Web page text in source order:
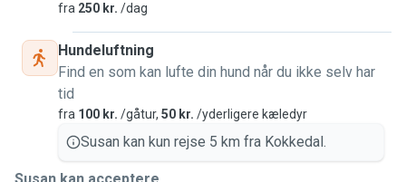
fra 250 kr. /dag
Hundeluftning
Find en som kan lufte din hund når du ikke selv har
tid
fra 100 kr. /gåtur, 50 kr. /yderligere kæledyr
Susan kan kun rejse 5 km fra Kokkedal.